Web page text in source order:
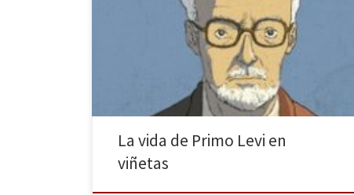
su catálogo de biografías ilustradas con la publicación
de Primo Levi, el cómic que recoge la vida del
célebre deportado y superviviente del Holocausto. La
obra, publicada originalmente en 2017 en Italia y
traducida ahora al castellano por Raimundo […]
La vida de Primo Levi en
viñetas